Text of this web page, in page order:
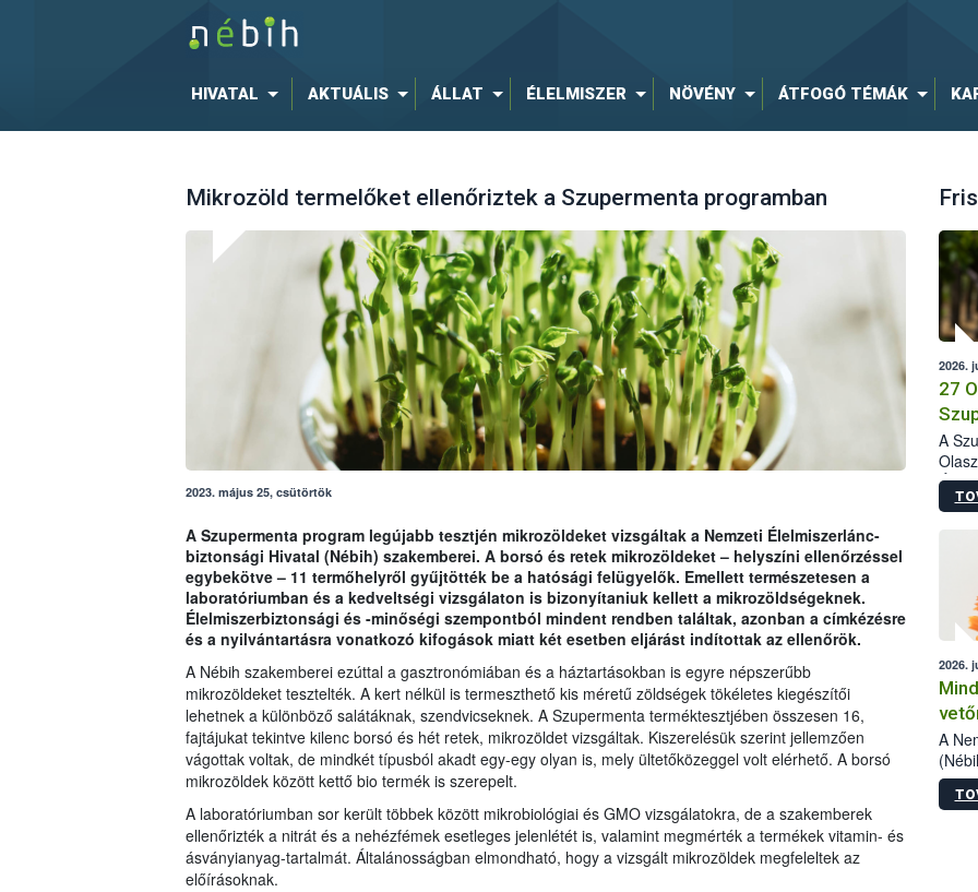
HIVATAL AKTUÁLIS ÁLLAT ÉLELMISZER NÖVÉNY ÁTFOGÓ TÉMÁK
Mikrozöld termelőket ellenőriztek a Szupermenta programban
2023. május 25, csütörtök
A Szupermenta program legújabb tesztjén mikrozöldeket vizsgáltak a Nemzeti Élelmiszerlánc-
biztonsági Hivatal (Nébih) szakemberei. A borsó és retek mikrozöldeket – helyszíni ellenőrzéssel
egybekötve – 11 termőhelyről gyűjtötték be a hatósági felügyelők. Emellett természetesen a
laboratóriumban és a kedveltségi vizsgálaton is bizonyítaniuk kellett a mikrozöldségeknek.
Élelmiszerbiztonsági és -minőségi szempontból mindent rendben találtak, azonban a címkézésre
és a nyilvántartásra vonatkozó kifogások miatt két esetben eljárást indítottak az ellenőrök.
A Nébih szakemberei ezúttal a gasztronómiában és a háztartásokban is egyre népszerűbb
mikrozöldeket tesztelték. A kert nélkül is termeszthető kis méretű zöldségek tökéletes kiegészítői
lehetnek a különböző salátáknak, szendvicseknek. A Szupermenta terméktesztjében összesen 16,
fajtájukat tekintve kilenc borsó és hét retek, mikrozöldet vizsgáltak. Kiszerelésük szerint jellemzően
vágottak voltak, de mindkét típusból akadt egy-egy olyan is, mely ültetőközeggel volt elérhető. A borsó
mikrozöldek között kettő bio termék is szerepelt.
A laboratóriumban sor került többek között mikrobiológiai és GMO vizsgálatokra, de a szakemberek
ellenőrizték a nitrát és a nehézfémek esetleges jelenlétét is, valamint megmérték a termékek vitamin- és
ásványianyag-tartalmát. Általánosságban elmondható, hogy a vizsgált mikrozöldek megfeleltek az
előírásoknak.
2026.
27
A
2026.
A